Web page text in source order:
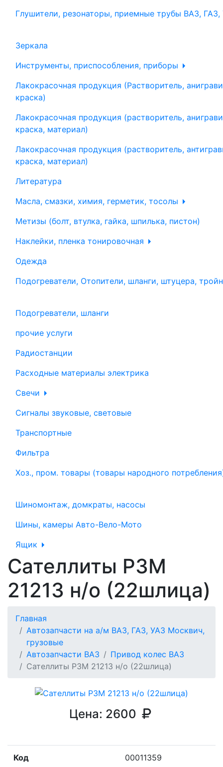
Глушители, резонаторы, приемные трубы ВАЗ, ГАЗ,
Зеркала
Инструменты, приспособления, приборы
Лакокрасочная продукция (Растворитель,
краска)
Лакокрасочная продукция (растворитель,
краска, материал)
Лакокрасочная продукция (растворитель,
краска, материал)
Литература
Масла, смазки, химия, герметик, тосолы
Метизы (болт, втулка, гайка, шпилька, пистон)
Наклейки, пленка тонировочная
Одежда
Подогреватели, Отопители, шланги, штуцера,
Подогреватели, шланги
прочие услуги
Радиостанции
Расходные материалы электрика
Свечи
Сигналы звуковые, световые
Транспортные
Фильтра
Хоз., пром. товары (товары народного
Шиномонтаж, домкраты, насосы
Шины, камеры Авто-Вело-Мото
Ящик
Сателлиты РЗМ
21213 н/о (22шлица)
Главная
Автозапчасти на а/м ВАЗ, ГАЗ, УАЗ Москвич,
грузовые
Автозапчасти ВАЗ
Привод колес ВАЗ
Сателлиты РЗМ 21213 н/о (22шлица)
Цена: 2600
Код 00011359